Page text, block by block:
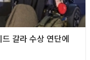
갈라 수상 연단에